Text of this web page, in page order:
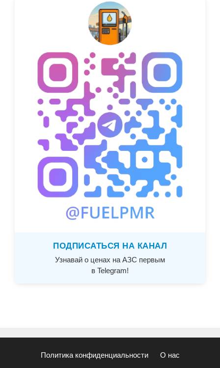
ПОДПИСАТЬСЯ НА КАНАЛ
Узнавай о ценах на АЗС первым
в Telegram!
Политика конфиденциальности О нас